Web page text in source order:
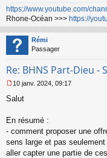
https://www.youtube.com/
Rhone-Océan >>> https://
Rémi
Passager
Re: BHNS Part-Dieu -
e
g
e
n
10 janv. 2024, 09:17
Salut
En résumé :
- comment proposer une
sens large et pas
aller capter une partie de